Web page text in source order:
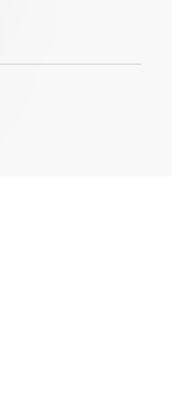
Advisor
Advisor